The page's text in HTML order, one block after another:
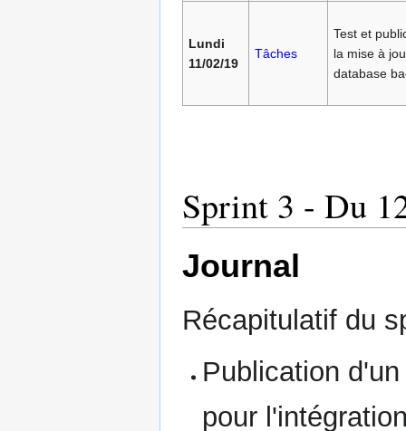
Lundi
11/02/19
Tâches
Test et
la mise à
database
Sprint 3 - Du
Journal
Récapitulatif du
Publication
pour